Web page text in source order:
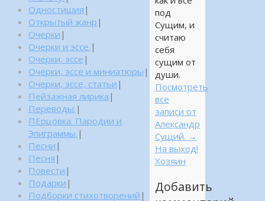
под
Сущим, и
считаю
себя
сущим от
души.
Посмотреть
все
записи от
Александр
Сущий. →
На выход!
Хозяин
Добавить
Одностишия |
Открытый жанр |
Очерки |
Очерки и эссе. |
Очерки, эссе |
Очерки, эссе и миниатюры |
Очерки, эссе, статьи |
Пейзажная лирика |
Переводы. |
ПЕрцовка. Пародии и
Эпиграммы. |
Песни |
Песня |
Повести |
Подарки |
Подборки стихотворений |